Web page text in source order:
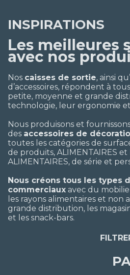
INSPIRATIONS
Les meilleures
avec nos
Nos caisses de sortie, ainsi
d’accessoires, répondent à
petite, moyenne et grande
technologie, leur ergonomie
Nous produisons et
des accessoires de
toutes les catégories de
de produits, ALIMENTAIRES et
ALIMENTAIRES, de série et
Nous créons tous les types
commerciaux avec du
les rayons alimentaires et non
grande distribution, les
et les snack-bars.